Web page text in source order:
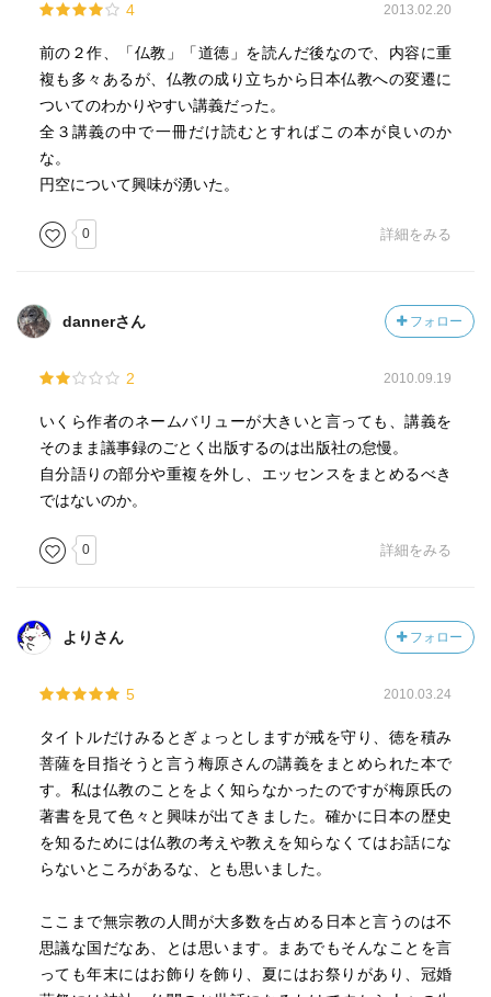
4 2013.02.20
前の２作、「仏教」「道徳」を読んだ後なので、内容に重
複も多々あるが、仏教の成り立ちから日本仏教への変遷に
ついてのわかりやすい講義だった。
全３講義の中で一冊だけ読むとすればこの本が良いのか
な。
円空について興味が湧いた。
0 詳細をみる
dannerさん フォロー
2 2010.09.19
いくら作者のネームバリューが大きいと言っても、講義を
そのまま議事録のごとく出版するのは出版社の怠慢。
自分語りの部分や重複を外し、エッセンスをまとめるべき
ではないのか。
0 詳細をみる
よりさん フォロー
5 2010.03.24
タイトルだけみるとぎょっとしますが戒を守り、徳を積み
菩薩を目指そうと言う梅原さんの講義をまとめられた本で
す。私は仏教のことをよく知らなかったのですが梅原氏の
著書を見て色々と興味が出てきました。確かに日本の歴史
を知るためには仏教の考えや教えを知らなくてはお話にな
らないところがあるな、とも思いました。
ここまで無宗教の人間が大多数を占める日本と言うのは不
思議な国だなあ、とは思います。まあでもそんなことを言
っても年末にはお飾りを飾り、夏にはお祭りがあり、冠婚